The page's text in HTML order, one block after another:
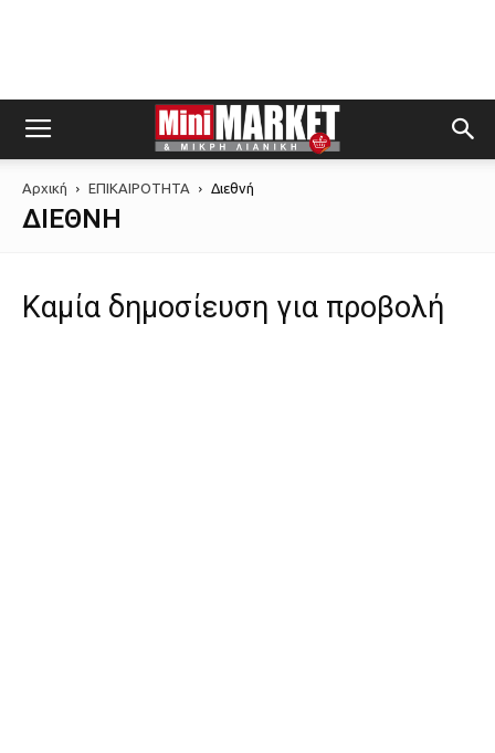
Αρχική ΕΠΙΚΑΙΡΟΤΗΤΑ Διεθνή
ΔΙΕΘΝΉ
Καμία δημοσίευση για προβολή